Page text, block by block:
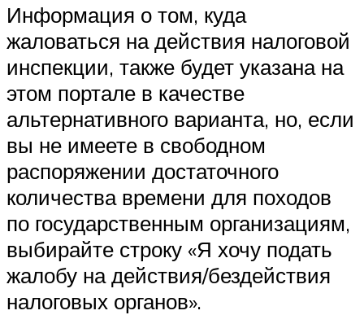
Информация о том, куда
жаловаться на действия налоговой
инспекции, также будет указана на
этом портале в качестве
альтернативного варианта, но, если
вы не имеете в свободном
распоряжении достаточного
количества времени для походов
по государственным организациям,
выбирайте строку «Я хочу подать
жалобу на действия/бездействия
налоговых органов».